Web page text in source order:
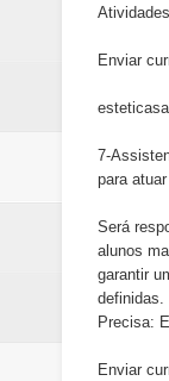
Enviar
7-
para
Será
alunos
garantir
definidas.
Precisa:
Enviar